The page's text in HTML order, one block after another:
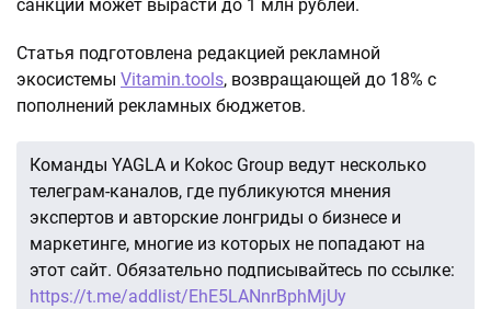
санкции может вырасти до 1 млн рублей.
Статья подготовлена редакцией рекламной
экосистемы Vitamin.tools, возвращающей до 18% с
пополнений рекламных бюджетов.
Команды YAGLA и Kokoc Group ведут несколько
телеграм-каналов, где публикуются мнения
экспертов и авторские лонгриды о бизнесе и
маркетинге, многие из которых не попадают на
этот сайт. Обязательно подписывайтесь по ссылке:
https://t.me/addlist/EhE5LANnrBphMjUy